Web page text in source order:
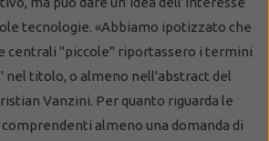
tecnologie. «Abbiamo ipotizzato che
centrali "piccole" riportassero i termini
nel titolo, o almeno nell'abstract del
Vanzini. Per quanto riguarda le
almeno una domanda di